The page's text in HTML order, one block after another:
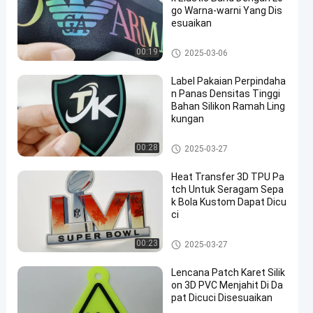
00:19
go Warna-warni Yang Dis
esuaikan
Tape webbing
2025-03-06
00:28
Label Pakaian Perpindaha
n Panas Densitas Tinggi
Bahan Silikon Ramah Ling
kungan
Label Heat Transfer Clothing
2025-03-27
00:23
Heat Transfer 3D TPU Pa
tch Untuk Seragam Sepa
k Bola Kustom Dapat Dicu
ci
Custom Clothing Patches
2025-03-27
Lencana Patch Karet Silik
on 3D PVC Menjahit Di Da
pat Dicuci Disesuaikan